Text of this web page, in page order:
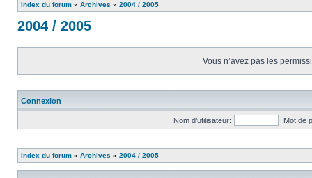
Index du forum » Archives » 2004 / 2005
2004 / 2005
Vous n’avez pas les
Connexion
Nom d’utilisateur: Mot de
Index du forum » Archives » 2004 / 2005